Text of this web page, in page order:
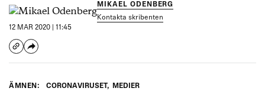
MIKAEL ODENBERG
Kontakta skribenten
12 MAR 2020 | 11:45
ÄMNEN: CORONAVIRUSET, MEDIER